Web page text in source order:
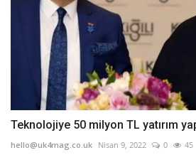
Teknolojiye 50 milyon TL yatırım
hello@uk4mag.co.uk Nisan 9, 2022 0 45